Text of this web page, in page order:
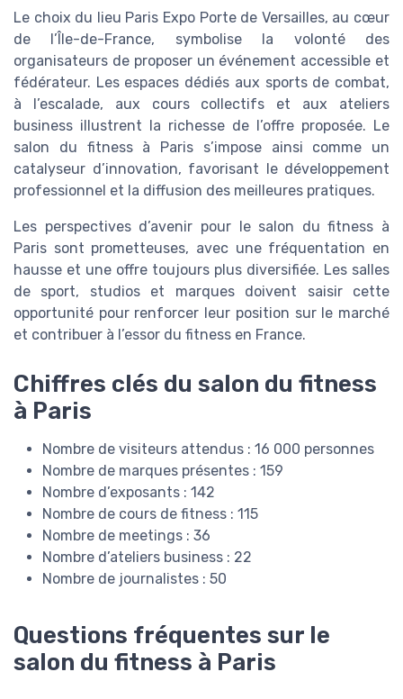
Le choix du lieu Paris Expo Porte de Versailles, au cœur
de l’Île-de-France, symbolise la volonté des
organisateurs de proposer un événement accessible et
fédérateur. Les espaces dédiés aux sports de combat,
à l’escalade, aux cours collectifs et aux ateliers
business illustrent la richesse de l’offre proposée. Le
salon du fitness à Paris s’impose ainsi comme un
catalyseur d’innovation, favorisant le développement
professionnel et la diffusion des meilleures pratiques.
Les perspectives d’avenir pour le salon du fitness à
Paris sont prometteuses, avec une fréquentation en
hausse et une offre toujours plus diversifiée. Les salles
de sport, studios et marques doivent saisir cette
opportunité pour renforcer leur position sur le marché
et contribuer à l’essor du fitness en France.
Chiffres clés du salon du fitness
à Paris
Nombre de visiteurs attendus : 16 000 personnes
Nombre de marques présentes : 159
Nombre d’exposants : 142
Nombre de cours de fitness : 115
Nombre de meetings : 36
Nombre d’ateliers business : 22
Nombre de journalistes : 50
Questions fréquentes sur le
salon du fitness à Paris